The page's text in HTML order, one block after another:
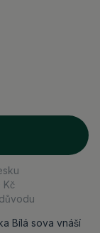
Kč
Bílá sova vnáší